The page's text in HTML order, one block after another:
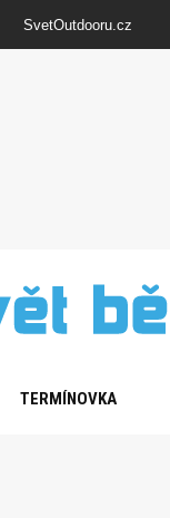
SvetOutdooru.cz
TERMÍNOVKA